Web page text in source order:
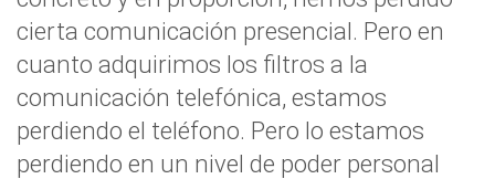
cierta comunicación presencial. Pero en
cuanto adquirimos los filtros a la
comunicación telefónica, estamos
perdiendo el teléfono. Pero lo estamos
perdiendo en un nivel de poder personal